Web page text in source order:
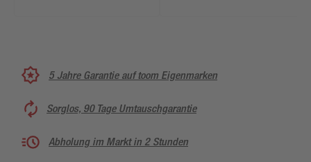
5 Jahre Garantie auf toom Eigenmarken
Sorglos, 90 Tage Umtauschgarantie
Abholung im Markt in 2 Stunden